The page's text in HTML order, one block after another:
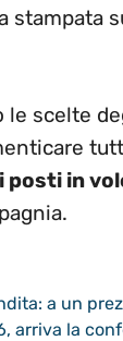
stampata
scelte
posti in
a un
arriva la